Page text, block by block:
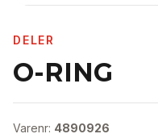
DELER
O-RING
Varenr: 4890926